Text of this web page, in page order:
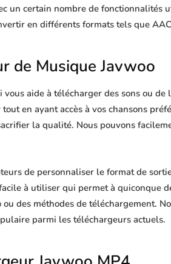
un certain nombre de fonctionnalités
en différents formats tels que
de Musique Javwoo
aide à télécharger des sons ou
en ayant accès à vos chansons
la qualité. Nous pouvons
de personnaliser le format de
à utiliser qui permet à quiconque
des méthodes de téléchargement.
parmi les téléchargeurs actuels.